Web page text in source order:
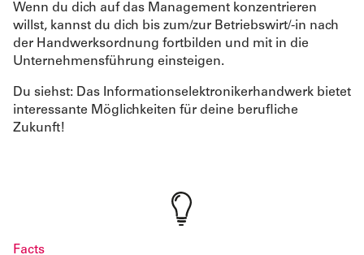
Wenn du dich auf das Management konzentrieren
willst, kannst du dich bis zum/zur Betriebswirt/-in nach
der Handwerksordnung fortbilden und mit in die
Unternehmensführung einsteigen.
Du siehst: Das Informationselektronikerhandwerk bietet
interessante Möglichkeiten für deine berufliche
Zukunft!
Facts